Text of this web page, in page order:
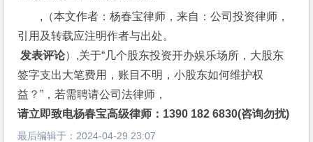
,（本文作者：杨春宝律师，来自：公司投资律师，
引用及转载应注明作者与出处。
发表评论）,关于“几个股东投资开办娱乐场所，大股东
签字支出大笔费用，账目不明，小股东如何维护权
益？”，若需聘请公司法律师，
请立即致电杨春宝高级律师：1390 182 6830(咨询勿扰)
最后编辑于： 2024-04-29 23:07